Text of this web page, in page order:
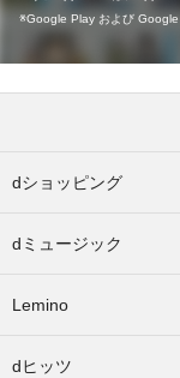
Google Play および Google
dショッピング
dミュージック
Lemino
dヒッツ